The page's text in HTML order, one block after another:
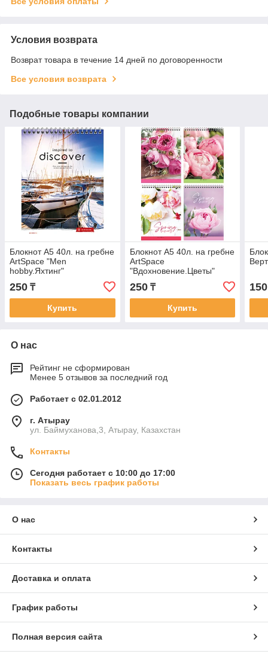
Условия возврата
Возврат товара в течение 14 дней по договоренности
Все условия возврата
Подобные товары компании
Блокнот А5 40л. на гребне
ArtSpace "Men
hobby.Яхтинг"
250 ₸
Купить
Блокнот А5 40л. на гребне
ArtSpace
"Вдохновение.Цветы"
250₸
Купить
150
О нас
Рейтинг не сформирован
Менее 5 отзывов за последний год
Работает с 02.01.2012
г. Атырау
ул. Баймуханова,3, Атырау, Казахстан
Контакты
Сегодня работает с 10:00 до 17:00
Показать весь график работы
О нас
Контакты
Доставка и оплата
График работы
Полная версия сайта